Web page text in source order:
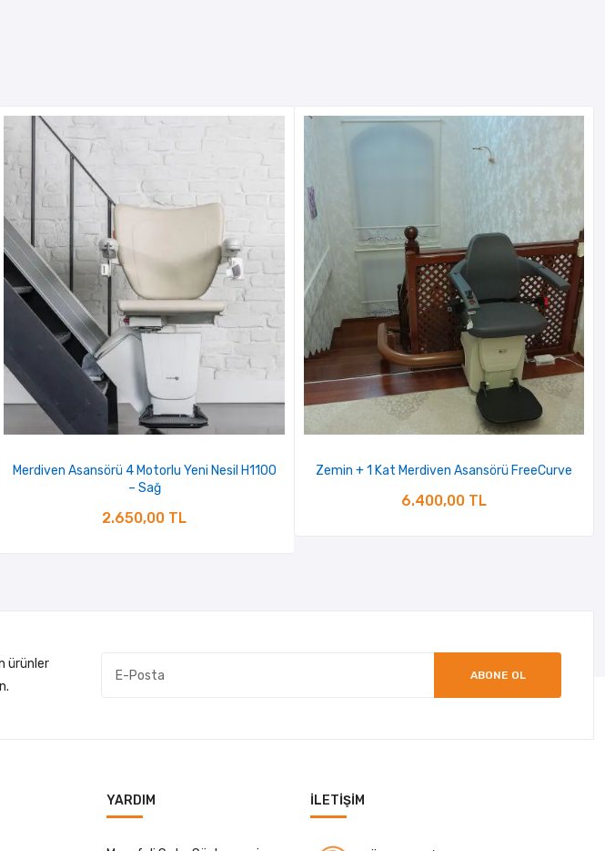
Merdiven Asansörü 4 Motorlu Yeni Nesil H1100
– Sağ
2.650,00 TL
Zemin + 1 Kat Merdiven Asansörü FreeCurve
6.400,00 TL
ürünler
ABONE OL
YARDIM İLETIŞIM